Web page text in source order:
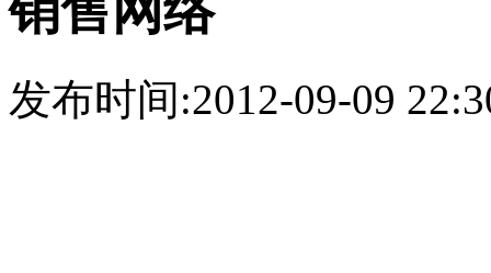
发布时间:2012-09-09